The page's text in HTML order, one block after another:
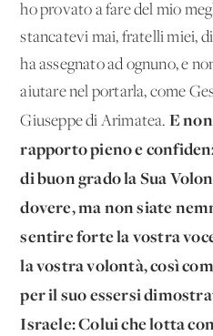
ho provato a fare del mio
stancatevi mai, fratelli miei,
ha assegnato ad ognuno, e
aiutare nel portarla, come
Giuseppe di Arimatea. E
rapporto pieno e
di buon grado la Sua
dovere, ma non siate
sentire forte la vostra
la vostra volontà, così
per il suo essersi
Israele: Colui che lotta